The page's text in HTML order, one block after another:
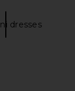
dresses